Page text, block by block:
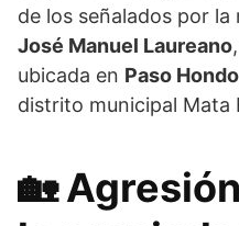
de los señalados por
José Manuel Laureano
ubicada en Paso
distrito municipal Mata
🏡